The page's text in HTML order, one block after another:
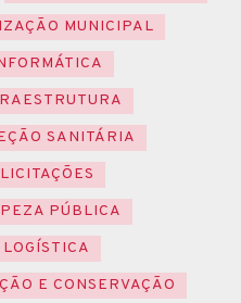
MUNICIPAL
SANITÁRIA
PÚBLICA
E CONSERVAÇÃO